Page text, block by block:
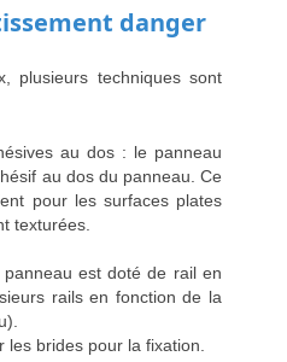
danger
plusieurs techniques sont
au dos : le panneau
au dos du panneau. Ce
pour les surfaces plates
texturées.
est doté de rail en
rails en fonction de la
les brides pour la fixation.